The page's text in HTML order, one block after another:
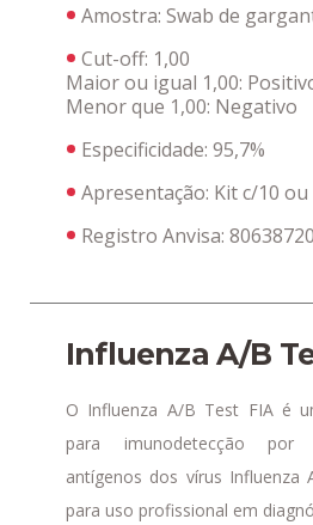
Amostra: Swab de
Cut-off: 1,00
Maior ou igual 1,00:
Menor que 1,00: Negativo
Especificidade: 95,7%
Apresentação: Kit c/10
Registro Anvisa:
Influenza A/B
O Influenza A/B Test FIA é
para imunodetecção por
antígenos dos vírus Influenza
para uso profissional em